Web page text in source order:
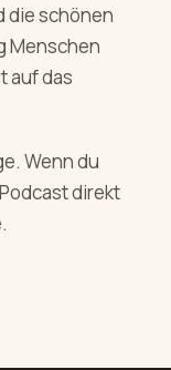
die schönen
Menschen
auf das
Wenn du
direkt